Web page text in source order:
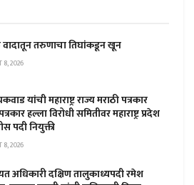
तरुणाचा तिघांकडून खून
8, 2026
यांची महाराष्ट्र राज्य मराठी पत्रकार
हल्ला विरोधी समितीवर महाराष्ट्र प्रदेश
पदी नियुक्ती
8, 2026
अधिकारी दक्षिण तालुकाध्यपदी रमेश